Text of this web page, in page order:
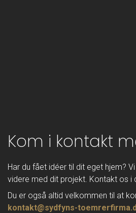
Kom i kontakt
Har du fået idéer til dit eget hjem?
videre med dit projekt. Kontakt os i
Du er også altid velkommen til at
kontakt@sydfyns-